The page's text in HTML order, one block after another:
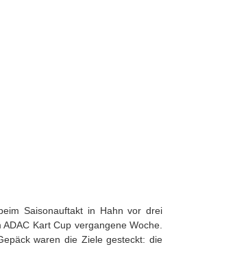
Saisonauftakt in Hahn vor drei
Kart Cup vergangene Woche.
waren die Ziele gesteckt: die